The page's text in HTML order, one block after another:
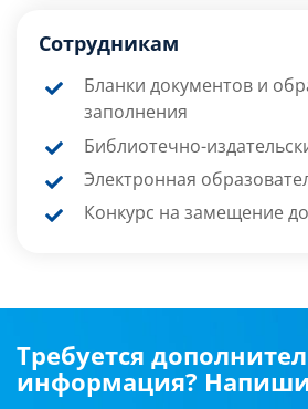
Сотрудникам
Бланки документов и
заполнения
Библиотечно-
Электронная
Конкурс на замещение
Требуется
информация?